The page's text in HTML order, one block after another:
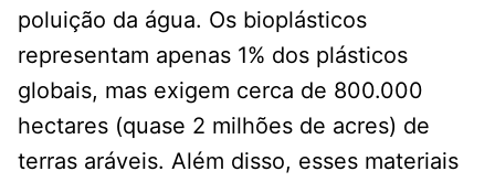
poluição da água. Os bioplásticos
representam apenas 1% dos plásticos
globais, mas exigem cerca de 800.000
hectares (quase 2 milhões de acres) de
terras aráveis. Além disso, esses materiais